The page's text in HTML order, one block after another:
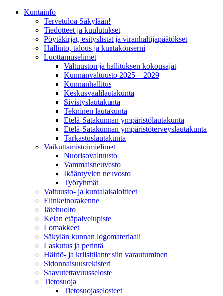
Kunta­info
Tervetuloa Säkylään!
Tiedotteet ja kuulutukset
Pöytäkirjat, esityslistat ja viranhaltijapäätökset
Hallinto, talous ja kuntakonserni
Luottamuselimet
Valtuuston ja hallituksen kokousajat
Kunnanvaltuusto 2025 – 2029
Kunnanhallitus
Keskusvaalilautakunta
Sivistyslautakunta
Tekninen lautakunta
Etelä-Satakunnan ympäristölautakunta
Etelä-Satakunnan ympäristöterveyslautakunta
Tarkastuslautakunta
Vaikuttamistoimielimet
Nuorisovaltuusto
Vammaisneuvosto
Ikääntyvien neuvosto
Työryhmät
Valtuusto- ja kuntalaisaloitteet
Elinkeinorakenne
Jätehuolto
Kelan etäpalvelupiste
Lomakkeet
Säkylän kunnan logomateriaali
Laskutus ja perintä
Häiriö- ja kriisitilanteisiin varautuminen
Sidonnaisuusrekisteri
Saavutettavuusseloste
Tietosuoja
Tietosuojaselosteet